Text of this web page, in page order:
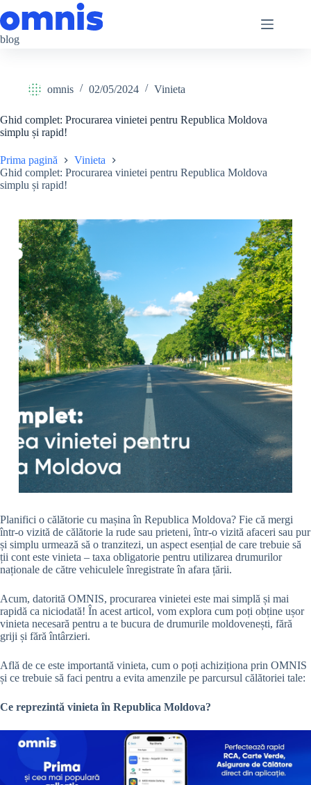
la
conținut
blog
omnis 02/05/2024 Vinieta
Ghid complet: Procurarea vinietei pentru Republica Moldova
simplu și rapid!
Prima pagină
Vinieta
Ghid complet: Procurarea vinietei pentru Republica Moldova
simplu și rapid!
Planifici o călătorie cu mașina în Republica Moldova? Fie că mergi
într-o vizită de călătorie la rude sau prieteni, într-o vizită afaceri sau pur
și simplu urmează să o tranzitezi, un aspect esențial de care trebuie să
ții cont este vinieta – taxa obligatorie pentru utilizarea drumurilor
naționale de către vehiculele înregistrate în afara țării.
Acum, datorită OMNIS, procurarea vinietei este mai simplă și mai
rapidă ca niciodată! În acest articol, vom explora cum poți obține ușor
vinieta necesară pentru a te bucura de drumurile moldovenești, fără
griji și fără întârzieri.
Află de ce este importantă vinieta, cum o poți achiziționa prin OMNIS
și ce trebuie să faci pentru a evita amenzile pe parcursul călătoriei tale:
Ce reprezintă vinieta în Republica Moldova?